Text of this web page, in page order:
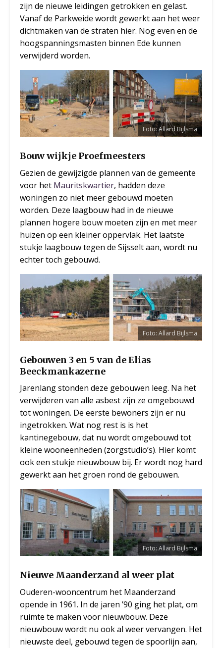
zijn de nieuwe leidingen getrokken en gelast.
Vanaf de Parkweide wordt gewerkt aan het weer
dichtmaken van de straten hier. Nog even en de
hoogspanningsmasten binnen Ede kunnen
verwijderd worden.
Foto: Allard Bijlsma
Bouw wijkje Proefmeesters
Gezien de gewijzigde plannen van de gemeente
voor het Mauritskwartier, hadden deze
woningen zo niet meer gebouwd moeten
worden. Deze laagbouw had in de nieuwe
plannen hogere bouw moeten zijn en met meer
huizen op een kleiner oppervlak. Het laatste
stukje laagbouw tegen de Sijsselt aan, wordt nu
echter toch gebouwd.
Foto: Allard Bijlsma
Gebouwen 3 en 5 van de Elias
Beeckmankazerne
Jarenlang stonden deze gebouwen leeg. Na het
verwijderen van alle asbest zijn ze omgebouwd
tot woningen. De eerste bewoners zijn er nu
ingetrokken. Wat nog rest is is het
kantinegebouw, dat nu wordt omgebouwd tot
kleine wooneenheden (zorgstudio’s). Hier komt
ook een stukje nieuwbouw bij. Er wordt nog hard
gewerkt aan het groen rond de gebouwen.
Foto: Allard Bijlsma
Nieuwe Maanderzand al weer plat
Ouderen-wooncentrum het Maanderzand
opende in 1961. In de jaren ’90 ging het plat, om
ruimte te maken voor nieuwbouw. Deze
nieuwbouw wordt nu ook al weer vervangen. Het
nieuwste deel, gebouwd tegen de spoorlijn aan,